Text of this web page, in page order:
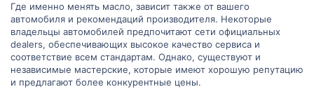
обслуживания вашего автомобиля. Вы можете создать аккаунт
и ввести данные о всех предыдущих обслуживаниях. Это будет
полезно для вас, а также для будущих владельцев автомобиля.
Не забывайте, что регулярная замена масла является одним из
важнейших аспектов обслуживания вашего автомобиля.
Соблюдайте рекомендации производителя и выбирайте
надежные сервисные центры для своего счастливого мотора.
Где именно менять масло, зависит также от вашего
автомобиля и рекомендаций производителя. Некоторые
владельцы автомобилей предпочитают сети официальных
dealers, обеспечивающих высокое качество сервиса и
соответствие всем стандартам. Однако, существуют и
независимые мастерские, которые имеют хорошую репутацию
и предлагают более конкурентные цены.